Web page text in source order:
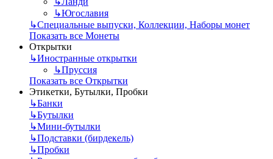
↳Югославия
↳Специальные выпуски, Коллекции, Наборы монет
Показать все Монеты
Открытки
↳Иностранные открытки
↳Пруссия
Показать все Открытки
Этикетки, Бутылки, Пробки
↳Банки
↳Бутылки
↳Мини-бутылки
↳Подставки (бирдекель)
↳Пробки